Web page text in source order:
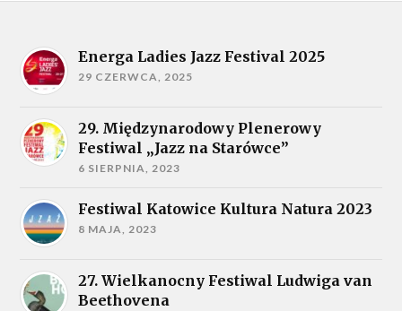
Energa Ladies Jazz Festival 2025
29 CZERWCA, 2025
29. Międzynarodowy Plenerowy
Festiwal „Jazz na Starówce”
6 SIERPNIA, 2023
Festiwal Katowice Kultura Natura 2023
8 MAJA, 2023
27. Wielkanocny Festiwal Ludwiga van
Beethovena